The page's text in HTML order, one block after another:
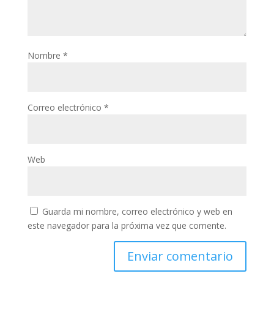
Nombre *
Correo electrónico *
Web
Guarda mi nombre, correo electrónico y web en
este navegador para la próxima vez que comente.